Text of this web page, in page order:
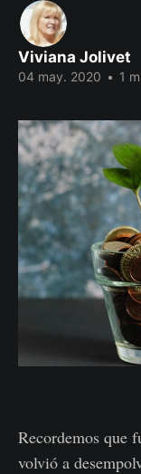
Viviana Jolivet
04 may. 2020 • 1
Recordemos que
volvió a